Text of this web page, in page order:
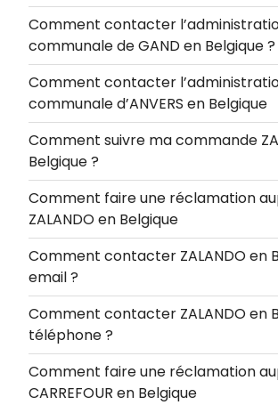
Comment contacter
communale de GAND en Belgique ?
Comment contacter
communale d’ANVERS en Belgique
Comment suivre ma commande
Belgique ?
Comment faire une réclamation
ZALANDO en Belgique
Comment contacter ZALANDO en
email ?
Comment contacter ZALANDO en
téléphone ?
Comment faire une réclamation
CARREFOUR en Belgique